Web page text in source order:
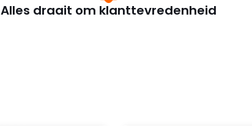
Alles draait om klanttevredenheid